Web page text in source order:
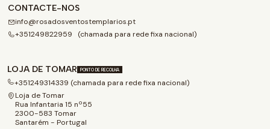
CONTACTE-NOS
info@rosadosventostemplarios.pt
+351249822959 (chamada para rede fixa nacional)
LOJA DE TOMAR PONTO DE RECOLHA
+351249314339 (chamada para rede fixa nacional)
Loja de Tomar
Rua Infantaria 15 nº55
2300-583 Tomar
Santarém - Portugal